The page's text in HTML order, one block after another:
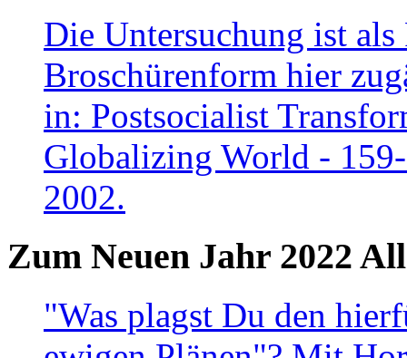
Die Untersuchung ist
Broschürenform hier
in: Postsocialist
Globalizing World -
2002.
Zum Neuen Jahr 2022
"Was plagst Du den